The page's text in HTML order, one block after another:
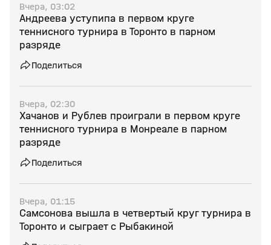
Вчера, 03:02
Андреева уступипа в первом круге
теннисного турнира в Торонто в парном
разряде
Поделиться
Вчера, 02:30
Хачанов и Рублев проиграли в первом круге
теннисного турнира в Монреале в парном
разряде
Поделиться
Вчера, 01:15
Самсонова вышла в четвертый круг турнира в
Торонто и сыграет с Рыбакиной